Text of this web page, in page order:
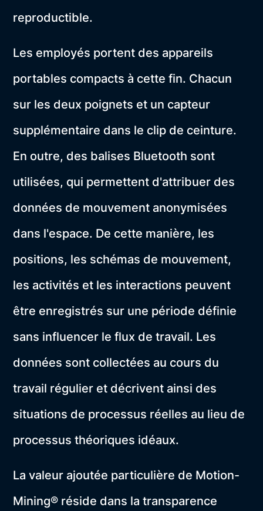
reproductible.
Les employés portent des appareils
portables compacts à cette fin. Chacun
sur les deux poignets et un capteur
supplémentaire dans le clip de ceinture.
En outre, des balises Bluetooth sont
utilisées, qui permettent d'attribuer des
données de mouvement anonymisées
dans l'espace. De cette manière, les
positions, les schémas de mouvement,
les activités et les interactions peuvent
être enregistrés sur une période définie
sans influencer le flux de travail. Les
données sont collectées au cours du
travail régulier et décrivent ainsi des
situations de processus réelles au lieu de
processus théoriques idéaux.
La valeur ajoutée particulière de Motion-
Mining® réside dans la transparence